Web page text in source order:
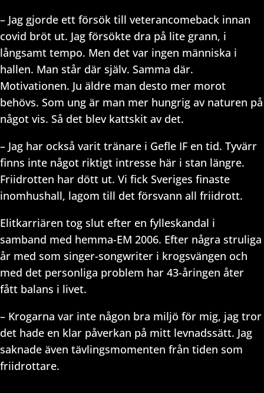
– Jag gjorde ett försök till veterancomeback innan
covid bröt ut. Jag försökte dra på lite grann, i
långsamt tempo. Men det var ingen människa i
hallen. Man står där själv. Samma där.
Motivationen. Ju äldre man desto mer morot
behövs. Som ung är man mer hungrig av naturen på
något vis. Så det blev kattskit av det.
– Jag har också varit tränare i Gefle IF en tid. Tyvärr
finns inte något riktigt intresse här i stan längre.
Friidrotten har dött ut. Vi fick Sveriges finaste
inomhushall, lagom till det försvann all friidrott.
Elitkarriären tog slut efter en fylleskandal i
samband med hemma-EM 2006. Efter några struliga
år med som singer-songwriter i krogsvängen och
med det personliga problem har 43-åringen åter
fått balans i livet.
– Krogarna var inte någon bra miljö för mig, jag tror
det hade en klar påverkan på mitt levnadssätt. Jag
saknade även tävlingsmomenten från tiden som
friidrottare.